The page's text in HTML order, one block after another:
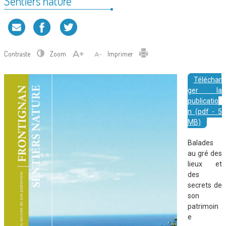
Contraste Zoom Imprimer
Téléchar
ger la
publicatio
n (pdf - 5
MB)
Balades
au gré des
lieux et
des
secrets de
son
patrimoin
e